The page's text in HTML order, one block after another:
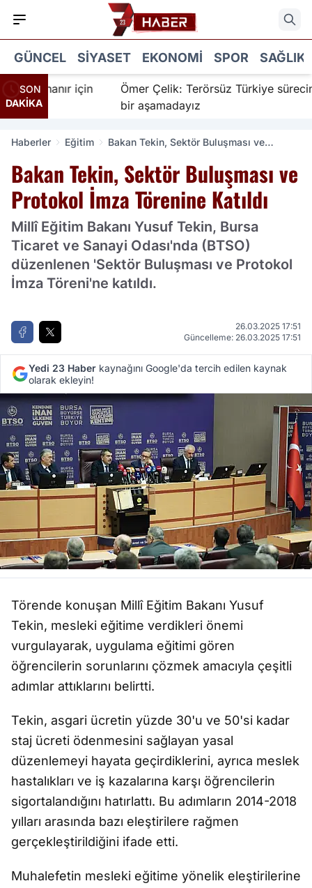
GÜNCEL SIYASET EKONOMI SPOR SAĞLIK
SON
DAKİKA
İnanır için
Ömer Çelik: Terörsüz Türkiye sürecinde
bir aşamadayız
Haberler Eğitim
Bakan Tekin, Sektör Buluşması ve
Bakan Tekin, Sektör Buluşması ve
Protokol İmza Törenine Katıldı
Millî Eğitim Bakanı Yusuf Tekin, Bursa
Ticaret ve Sanayi Odası'nda (BTSO)
düzenlenen 'Sektör Buluşması ve Protokol
İmza Töreni'ne katıldı.
26.03.2025 17:51
Güncelleme: 26.03.2025 17:51
Yedi 23 Haber kaynağını Google'da tercih edilen kaynak
olarak ekleyin!
Törende konuşan Millî Eğitim Bakanı Yusuf
Tekin, mesleki eğitime verdikleri önemi
vurgulayarak, uygulama eğitimi gören
öğrencilerin sorunlarını çözmek amacıyla çeşitli
adımlar attıklarını belirtti.
Tekin, asgari ücretin yüzde 30'u ve 50'si kadar
staj ücreti ödenmesini sağlayan yasal
düzenlemeyi hayata geçirdiklerini, ayrıca meslek
hastalıkları ve iş kazalarına karşı öğrencilerin
sigortalandığını hatırlattı. Bu adımların 2014-2018
yılları arasında bazı eleştirilere rağmen
gerçekleştirildiğini ifade etti.
Muhalefetin mesleki eğitime yönelik eleştirilerine